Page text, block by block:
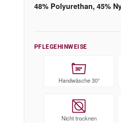
48% Polyurethan, 45%
PFLEGEHINWEISE
30°
Handwäsche 30°
Nicht trocknen